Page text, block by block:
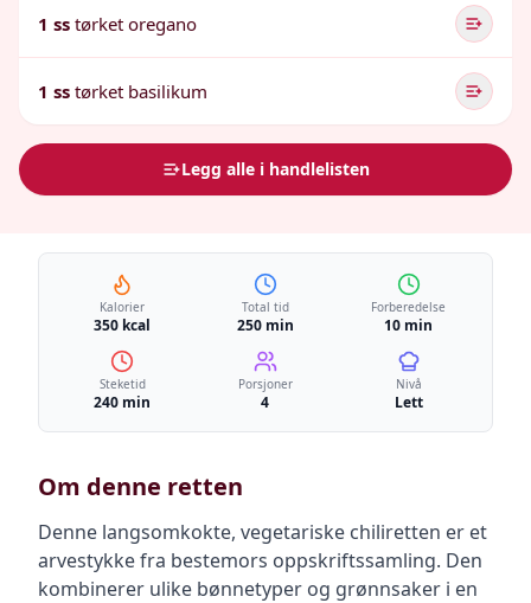
1 ss tørket oregano
1 ss tørket basilikum
Legg alle i handlelisten
Kalorier
350 kcal
Total tid
250 min
Forberedelse
10 min
Steketid
240 min
Porsjoner
4
Nivå
Lett
Om denne retten
Denne langsomkokte, vegetariske chiliretten er et
arvestykke fra bestemors oppskriftssamling. Den
kombinerer ulike bønnetyper og grønnsaker i en